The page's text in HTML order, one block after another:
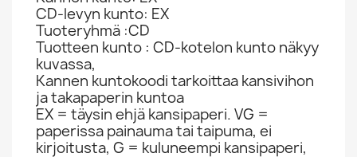
CD-levyn kunto: EX
Tuoteryhmä :CD
Tuotteen kunto : CD-kotelon kunto näkyy
kuvassa,
Kannen kuntokoodi tarkoittaa kansivihon
ja takapaperin kuntoa
EX = täysin ehjä kansipaperi. VG =
paperissa painauma tai taipuma, ei
kirjoitusta, G = kuluneempi kansipaperi,